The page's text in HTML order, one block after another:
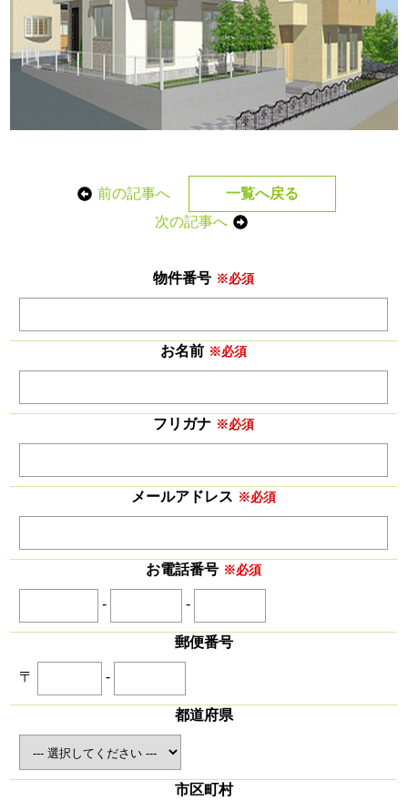
前の記事へ
一覧へ戻る
次の記事へ
物件番号 ※必須
お名前 ※必須
フリガナ ※必須
メールアドレス ※必須
お電話番号 ※必須
- -
郵便番号
〒 -
都道府県
市区町村